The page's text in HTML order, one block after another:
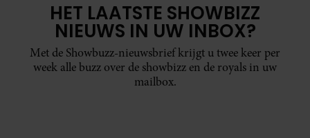
HET LAATSTE SHOWBIZZ
NIEUWS IN UW INBOX?
Met de Showbuzz-nieuwsbrief krijgt u twee keer per
week alle buzz over de showbizz en de royals in uw
mailbox.